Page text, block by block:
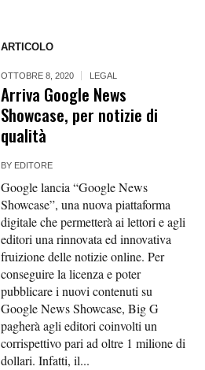
ARTICOLO
OTTOBRE 8, 2020 LEGAL
Arriva Google News
Showcase, per notizie di
qualità
BY EDITORE
Google lancia “Google News
Showcase”, una nuova piattaforma
digitale che permetterà ai lettori e agli
editori una rinnovata ed innovativa
fruizione delle notizie online. Per
conseguire la licenza e poter
pubblicare i nuovi contenuti su
Google News Showcase, Big G
pagherà agli editori coinvolti un
corrispettivo pari ad oltre 1 milione di
dollari. Infatti, il...